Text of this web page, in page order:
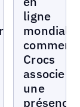
ligne
mondial :
comment
Crocs
associe
une
présence